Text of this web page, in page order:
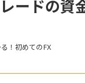
レードの
！初めてのFX